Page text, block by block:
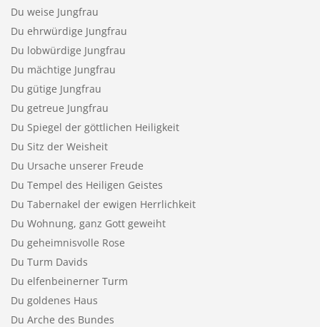
Du weise Jungfrau
Du ehrwürdige Jungfrau
Du lobwürdige Jungfrau
Du mächtige Jungfrau
Du gütige Jungfrau
Du getreue Jungfrau
Du Spiegel der göttlichen Heiligkeit
Du Sitz der Weisheit
Du Ursache unserer Freude
Du Tempel des Heiligen Geistes
Du Tabernakel der ewigen Herrlichkeit
Du Wohnung, ganz Gott geweiht
Du geheimnisvolle Rose
Du Turm Davids
Du elfenbeinerner Turm
Du goldenes Haus
Du Arche des Bundes